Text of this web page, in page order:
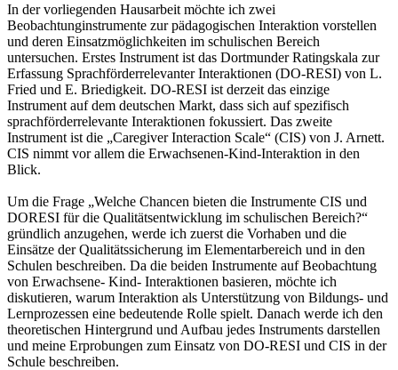
In der vorliegenden Hausarbeit möchte ich zwei
Beobachtunginstrumente zur pädagogischen Interaktion vorstellen
und deren Einsatzmöglichkeiten im schulischen Bereich
untersuchen. Erstes Instrument ist das Dortmunder Ratingskala zur
Erfassung Sprachförderrelevanter Interaktionen (DO-RESI) von L.
Fried und E. Briedigkeit. DO-RESI ist derzeit das einzige
Instrument auf dem deutschen Markt, dass sich auf spezifisch
sprachförderrelevante Interaktionen fokussiert. Das zweite
Instrument ist die „Caregiver Interaction Scale“ (CIS) von J. Arnett.
CIS nimmt vor allem die Erwachsenen-Kind-Interaktion in den
Blick.
Um die Frage „Welche Chancen bieten die Instrumente CIS und
DORESI für die Qualitätsentwicklung im schulischen Bereich?“
gründlich anzugehen, werde ich zuerst die Vorhaben und die
Einsätze der Qualitätssicherung im Elementarbereich und in den
Schulen beschreiben. Da die beiden Instrumente auf Beobachtung
von Erwachsene- Kind- Interaktionen basieren, möchte ich
diskutieren, warum Interaktion als Unterstützung von Bildungs- und
Lernprozessen eine bedeutende Rolle spielt. Danach werde ich den
theoretischen Hintergrund und Aufbau jedes Instruments darstellen
und meine Erprobungen zum Einsatz von DO-RESI und CIS in der
Schule beschreiben.